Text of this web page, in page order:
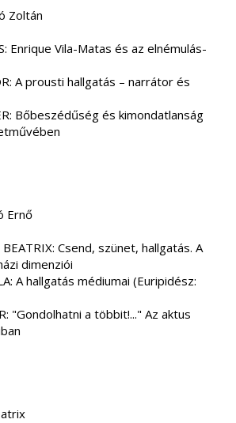
Zoltán
Enrique Vila-Matas és az elnémulás-
A prousti hallgatás – narrátor és
Bőbeszédűség és kimondatlanság
Ernő
BEATRIX: Csend, szünet, hallgatás. A
dimenziói
A hallgatás médiumai (Euripidész:
"Gondolhatni a többit!..." Az aktus